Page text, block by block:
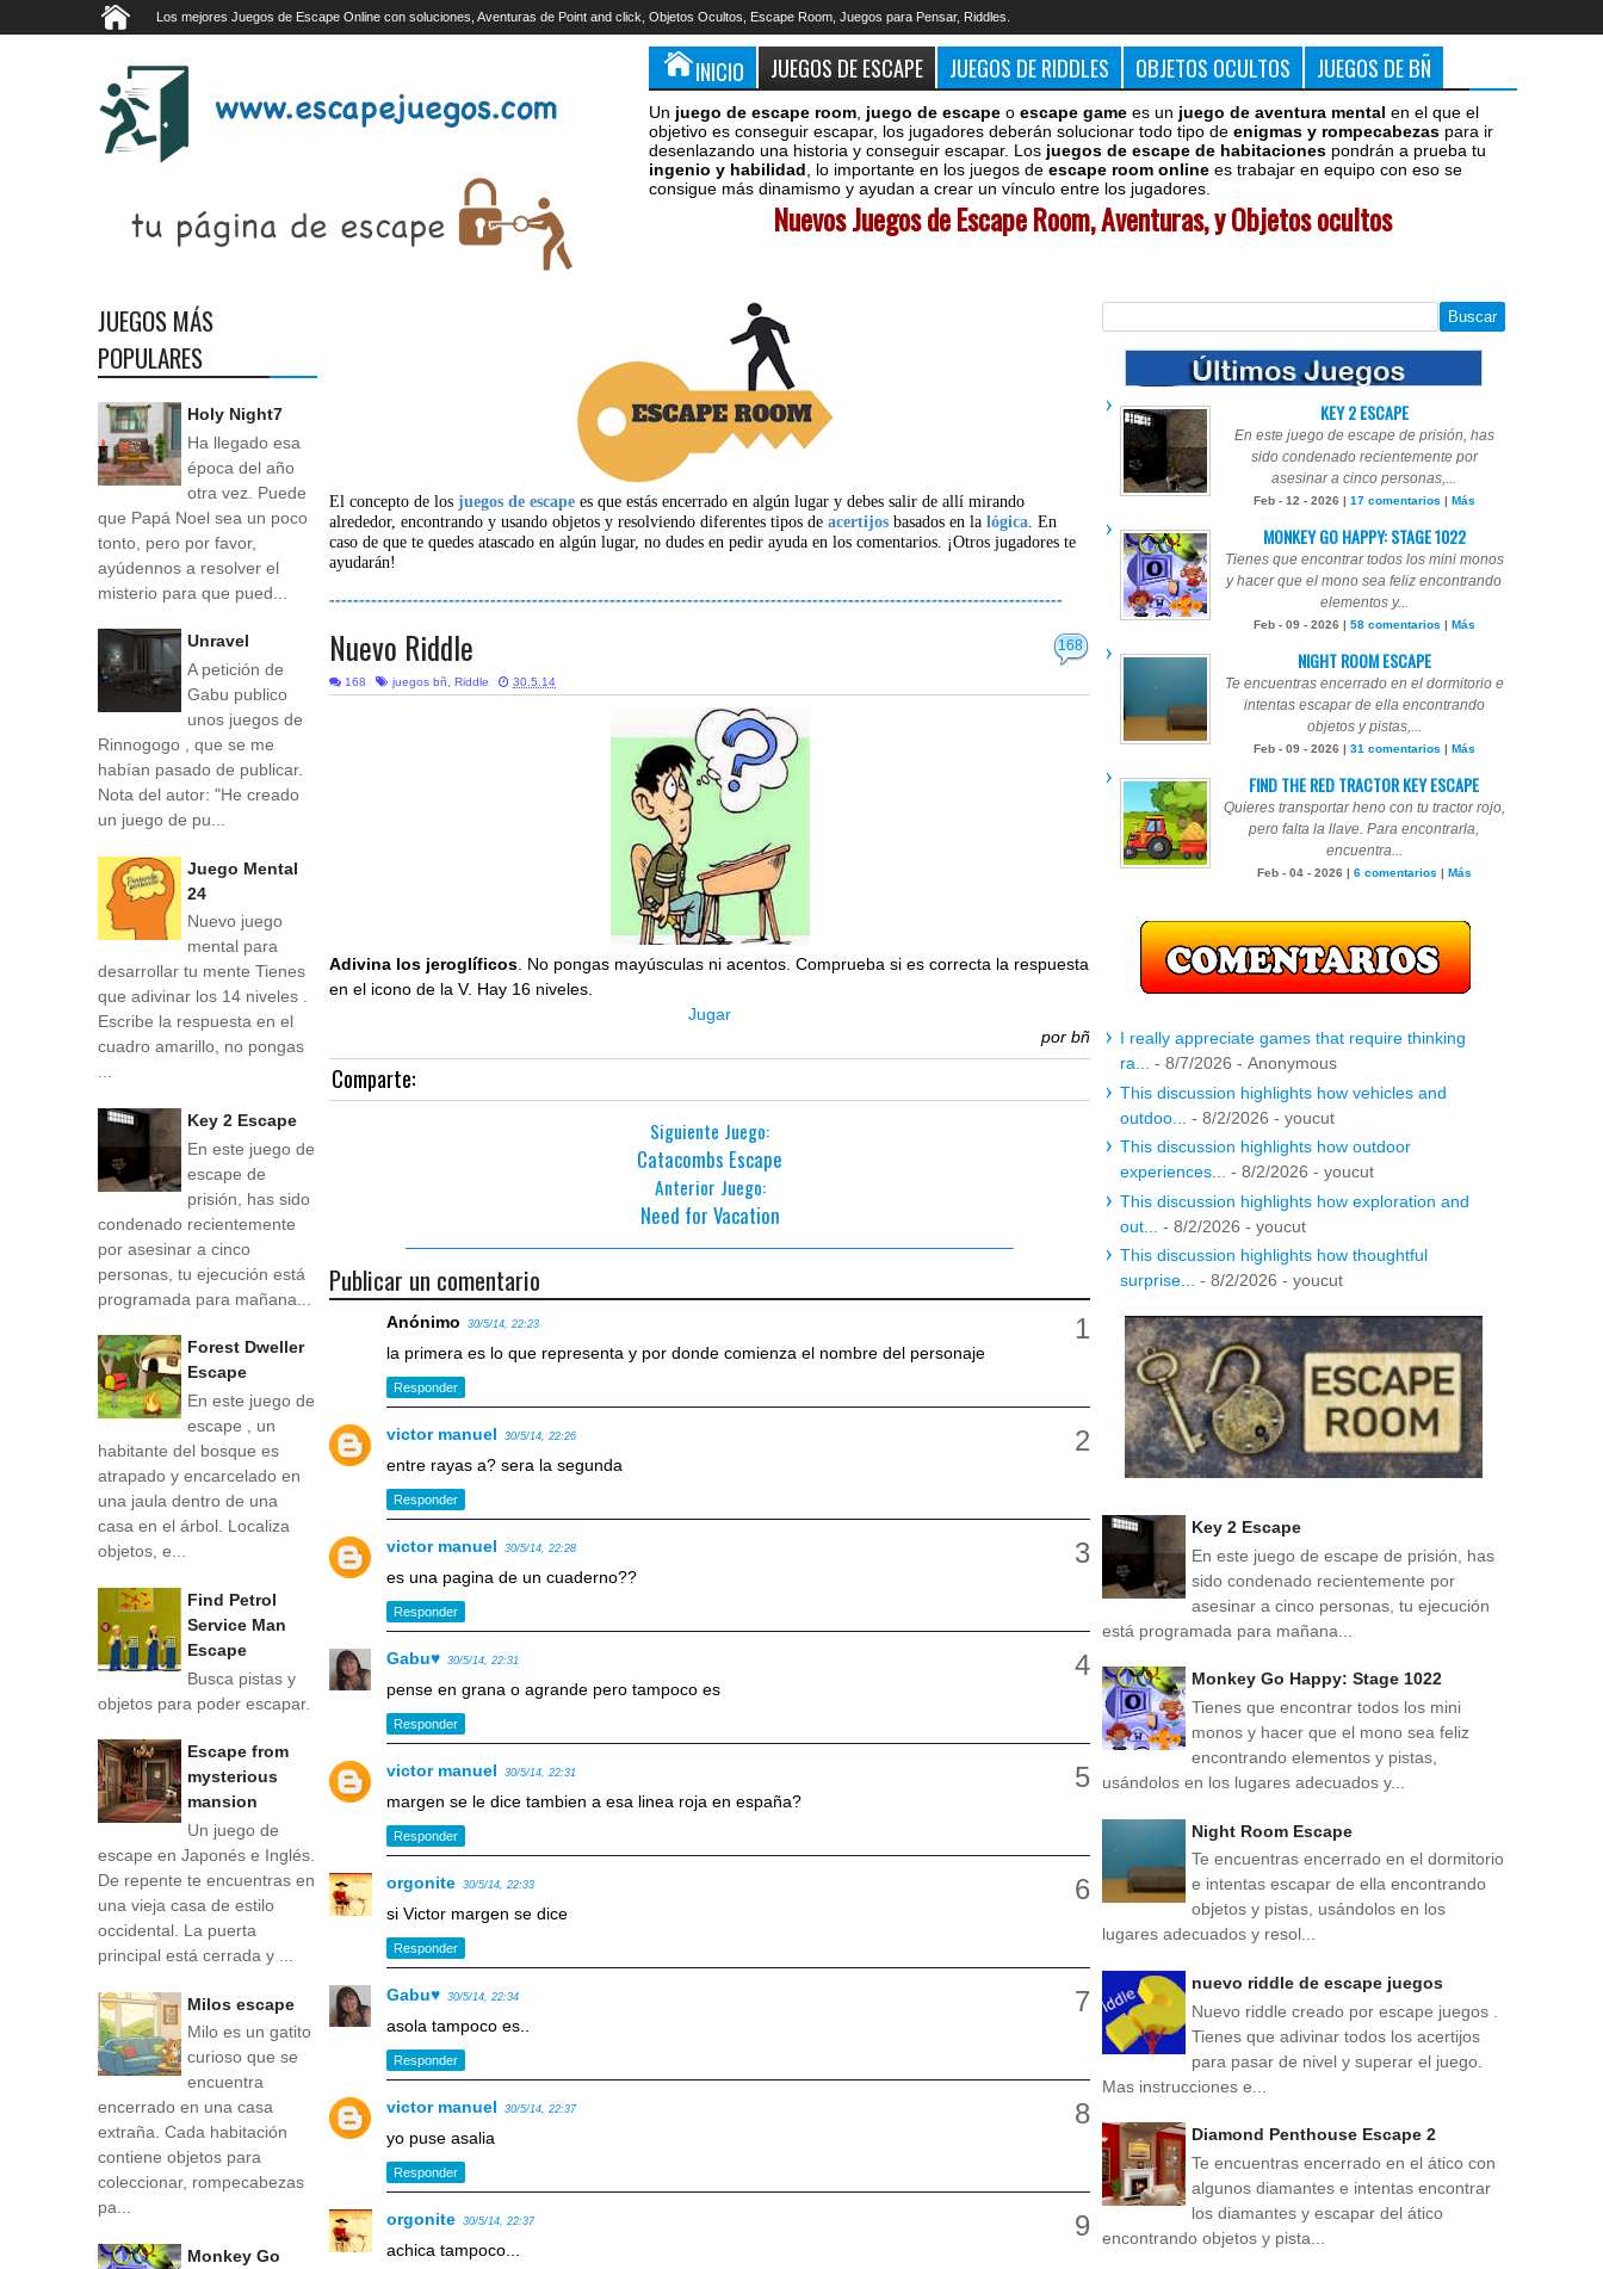
Los mejores Juegos de Escape Online con soluciones, Aventuras de Point and click, Objetos Ocultos, Escape Room, Juegos para Pensar, Riddles.
INICIO JUEGOS DE ESCAPE JUEGOS DE RIDDLES OBJETOS OCULTOS JUEGOS DE BÑ
Un juego de escape room juego de escape o escape game es un juego de aventura mental en el que el
objetivo es conseguir escapar, los jugadores deberán solucionar todo tipo de enigmas y rompecabezas para ir
desenlazando una historia y conseguir escapar. Los juegos de escape de habitaciones pondrán a prueba tu
ingenio y habilidad , lo importante en los juegos de escape room online es trabajar en equipo con eso se
consigue más dinamismo y ayudan a crear un vínculo entre los jugadores.
Nuevos Juegos de Escape Room, Aventuras, y Objetos ocultos
El concepto de losjuegos de escape es que estás encerrado en algún lugar y debes salir de allí mirando
alrededor, encontrando y usando objetos y resolviendo diferentes tipos deacertijos basados en lalógica. En
caso de que te quedes atascado en algún lugar, no dudes en pedir ayuda en los comentarios. ¡Otros jugadores te
ayudarán!
---------------------------------------------------------------------------------------------------------------------------
168
Nuevo Riddle
168 juegos bñ Riddle 30.5.14
Adivina los jeroglíficos. No pongas mayúsculas ni acentos. Comprueba si es correcta la respuesta
en el icono de la V. Hay 16 niveles.
Jugar
por bñ
Comparte:
Siguiente Juego:
Catacombs Escape
Anterior Juego:
Need for Vacation
Publicar un comentario
Anónimo 30/5/14, 22:23
la primera es lo que representa y por donde comienza el nombre del personaje
Responder
victor manuel 30/5/14, 22:26
entre rayas a? sera la segunda
Responder
victor manuel 30/5/14, 22:28
es una pagina de un cuaderno??
Responder
Gabu♥ 30/5/14, 22:31
pense en grana o agrande pero tampoco es
Responder
victor manuel 30/5/14, 22:31
margen se le dice tambien a esa linea roja en españa?
Responder
orgonite 30/5/14, 22:33
si Victor margen se dice
Responder
Gabu♥ 30/5/14, 22:34
asola tampoco es..
Responder
victor manuel 30/5/14, 22:37
yo puse asalia
Responder
orgonite 30/5/14, 22:37
achica tampoco...
JUEGOS MÁS
POPULARES
Holy Night7
Ha llegado esa
época del año
otra vez. Puede
que Papá Noel sea un poco
tonto, pero por favor,
ayúdennos a resolver el
misterio para que pued...
Unravel
A petición de
Gabu publico
unos juegos de
Rinnogogo , que se me
habían pasado de publicar.
Nota del autor: "He creado
un juego de pu...
Juego Mental
24
Nuevo juego
mental para
desarrollar tu mente Tienes
que adivinar los 14 niveles .
Escribe la respuesta en el
cuadro amarillo, no pongas
...
Key 2 Escape
En este juego de
escape de
prisión, has sido
condenado recientemente
por asesinar a cinco
personas, tu ejecución está
programada para mañana...
Forest Dweller
Escape
En este juego de
escape , un
habitante del bosque es
atrapado y encarcelado en
una jaula dentro de una
casa en el árbol. Localiza
objetos, e...
Find Petrol
Service Man
Escape
Busca pistas y
objetos para poder escapar.
Escape from
mysterious
mansion
Un juego de
escape en Japonés e Inglés.
De repente te encuentras en
una vieja casa de estilo
occidental. La puerta
principal está cerrada y ...
Milos escape
Milo es un gatito
curioso que se
encuentra
encerrado en una casa
extraña. Cada habitación
contiene objetos para
coleccionar, rompecabezas
pa...
Monkey Go
KEY 2 ESCAPE
En este juego de escape de prisión, has
sido condenado recientemente por
asesinar a cinco personas,...
Feb - 12 - 2026 | 17 comentarios | Más
MONKEY GO HAPPY: STAGE 1022
Tienes que encontrar todos los mini monos
y hacer que el mono sea feliz encontrando
elementos y...
Feb - 09 - 2026 | 58 comentarios | Más
NIGHT ROOM ESCAPE
Te encuentras encerrado en el dormitorio e
intentas escapar de ella encontrando
objetos y pistas,...
Feb - 09 - 2026 | 31 comentarios | Más
FIND THE RED TRACTOR KEY ESCAPE
Quieres transportar heno con tu tractor rojo,
pero falta la llave. Para encontrarla,
encuentra...
Feb - 04 - 2026 | 6 comentarios | Más
I really appreciate games that require thinking
ra...
- 8/7/2026 - Anonymous
This discussion highlights how vehicles and
outdoo...
- 8/2/2026 - youcut
This discussion highlights how outdoor
experiences...
- 8/2/2026 - youcut
This discussion highlights how exploration and
out...
- 8/2/2026 - youcut
This discussion highlights how thoughtful
surprise...
- 8/2/2026 - youcut
Key 2 Escape
En este juego de escape de prisión, has
sido condenado recientemente por
asesinar a cinco personas, tu ejecución
está programada para mañana...
Monkey Go Happy: Stage 1022
Tienes que encontrar todos los mini
monos y hacer que el mono sea feliz
encontrando elementos y pistas,
usándolos en los lugares adecuados y...
Night Room Escape
Te encuentras encerrado en el dormitorio
e intentas escapar de ella encontrando
objetos y pistas, usándolos en los
lugares adecuados y resol...
nuevo riddle de escape juegos
Nuevo riddle creado por escape juegos .
Tienes que adivinar todos los acertijos
para pasar de nivel y superar el juego.
Mas instrucciones e...
Diamond Penthouse Escape 2
Te encuentras encerrado en el ático con
algunos diamantes e intentas encontrar
los diamantes y escapar del ático
encontrando objetos y pista...